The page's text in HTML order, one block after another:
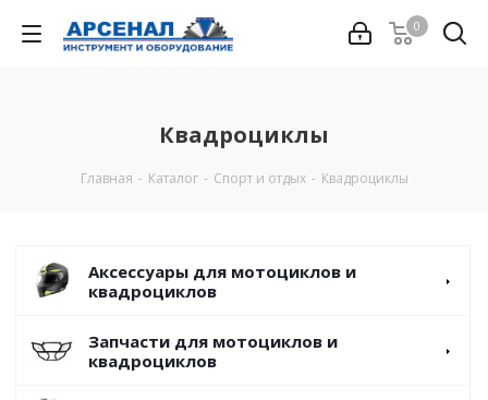
0
Квадроциклы
Главная - Каталог - Спорт и отдых - Квадроциклы
Аксессуары для мотоциклов и
квадроциклов
Запчасти для мотоциклов и
квадроциклов